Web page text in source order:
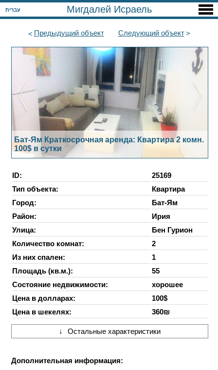
עברית Мигдалей Исраель
Предыдущийобъект Следующийобъект
Бат-Ям Краткосрочная аренда: Квартира 2 комн.
100$ в сутки
ID:
25169
Тип объекта:
Квартира
Город:
Бат-Ям
Район:
Ирия
Улица:
Бен Гурион
Количество комнат:
2
Из них спален:
1
Площадь (кв.м.):
55
Состояние недвижимости:
хорошее
Цена в долларах:
100$
Цена в шекелях:
360₪
↓ Остальные характеристики
Дополнительная информация: